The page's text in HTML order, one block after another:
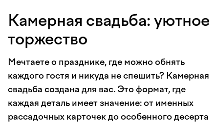
Камерная свадьба: уютное
торжество
Мечтаете о празднике, где можно обнять
каждого гостя и никуда не спешить? Камерная
свадьба создана для вас. Это формат, где
каждая деталь имеет значение: от именных
рассадочных карточек до особенного десерта